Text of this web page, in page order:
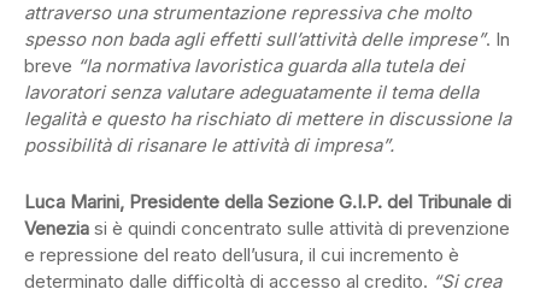
attraverso una strumentazione repressiva che molto
spesso non bada agli effetti sull’attività delle imprese”. In
breve “la normativa lavoristica guarda alla tutela dei
lavoratori senza valutare adeguatamente il tema della
legalità e questo ha rischiato di mettere in discussione la
possibilità di risanare le attività di impresa”.
Luca Marini, Presidente della Sezione G.I.P. del Tribunale di
Venezia si è quindi concentrato sulle attività di prevenzione
e repressione del reato dell’usura, il cui incremento è
determinato dalle difficoltà di accesso al credito. “Si crea